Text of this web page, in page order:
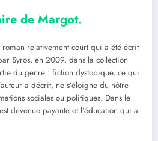
de Margot.
roman relativement court qui a été écrit
Syros, en 2009, dans la collection
du genre : fiction dystopique, ce qui
a décrit, ne s’éloigne du nôtre
sociales ou politiques. Dans le
devenue payante et l’éducation qui a